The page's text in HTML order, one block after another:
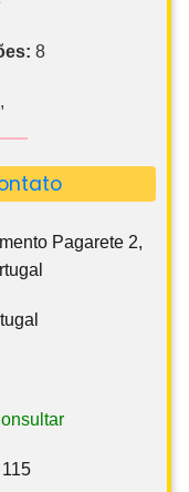
8
Pagarete 2,